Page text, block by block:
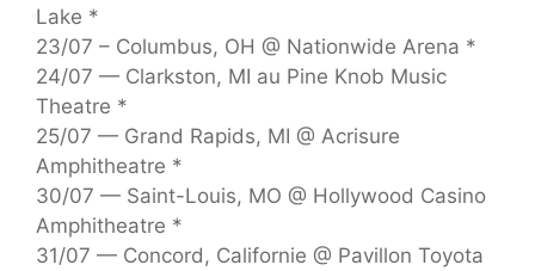
Lake *
23/07 – Columbus, OH @ Nationwide Arena *
24/07 — Clarkston, MI au Pine Knob Music
Theatre *
25/07 — Grand Rapids, MI @ Acrisure
Amphitheatre *
30/07 — Saint-Louis, MO @ Hollywood Casino
Amphitheatre *
31/07 — Concord, Californie @ Pavillon Toyota